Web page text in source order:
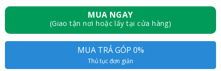
MUA NGAY
(Giao tận nơi hoặc lấy tại cửa hàng)
MUA TRẢ GÓP 0%
Thủ tục đơn giản